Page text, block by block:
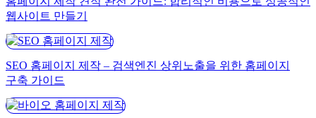
웹사이트 만들기
SEO 홈페이지 제작 – 검색엔진 상위노출을 위한 홈페이지
구축 가이드